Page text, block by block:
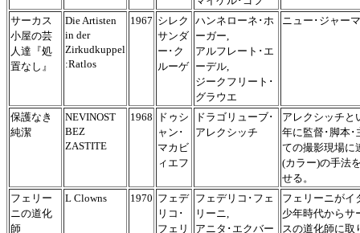
サーカス
小屋の芸
人達『処
置なし』
Die Artisten
in der
Zirkudkuppel
:Ratlos
1967 シレク
サンダ
ー･ク
ルーゲ
ハンネローネ･ホ
ーガー,
アルフレート･エ
ーデル,
ジークフリート･
グラウエ
ニュー･ジャー
保護なき
純潔
NEVINOST
BEZ
ZASTITE
1968
ドゥシ
ャン･
マカビ
ィエフ
ドラゴリューブ･
アレクシッチ
アレクシッチと
年に監督･脚本･
ての撮影現場に
(カラー)の手法
せる。
フェリー
ニの道化
師
L Clowns 1970 フェデ
リコ･
フェリ
フェデリコ･フェ
リーニ,
アニタ･エクバー
フェリーニがイ
少年時代からサ
スの道化師に取